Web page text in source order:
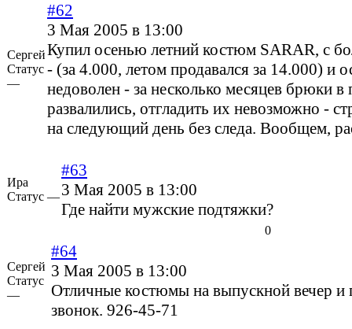
Сергей
Статус
—
#62
3 Мая 2005 в 13:00
Купил осенью летний костюм SARAR, с
- (за 4.000, летом продавался за 14.000) и
недоволен - за несколько месяцев брюки
развалились, отгладить их невозможно -
на следующий день без следа. Вообщем,
Ира
Статус —
#63
3 Мая 2005 в 13:00
Где найти мужские подтяжки?
0
Сергей
Статус
—
#64
3 Мая 2005 в 13:00
Отличные костюмы на выпускной вечер и
звонок. 926-45-71